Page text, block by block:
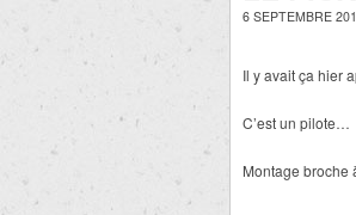
6 SEPTEMBRE
Il y avait ça hier
C’est un pilote…
Montage broche